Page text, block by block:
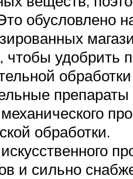
обусловлено
удобрить
препараты
обработки.
и сильно